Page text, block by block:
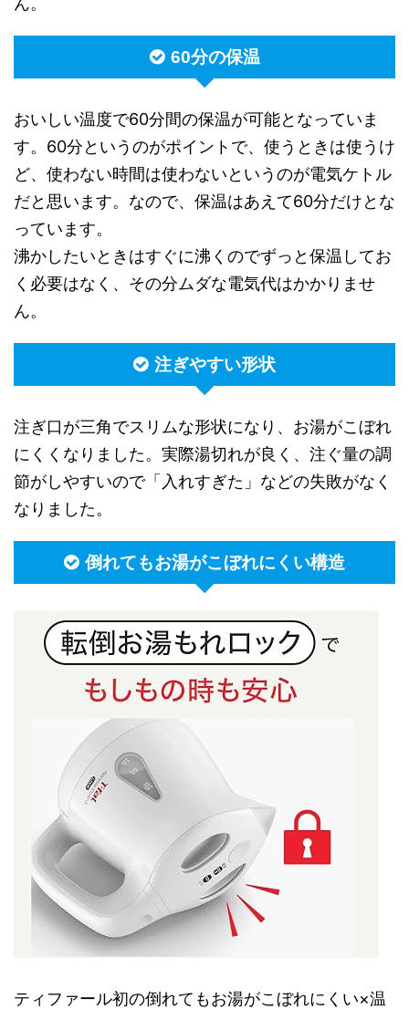
60分の保温
おいしい温度で60分間の保温が可能となっていま
す。60分というのがポイントで、使うときは使うけ
ど、使わない時間は使わないというのが電気ケトル
だと思います。なので、保温はあえて60分だけとな
っています。
沸かしたいときはすぐに沸くのでずっと保温してお
く必要はなく、その分ムダな電気代はかかりませ
ん。
注ぎやすい形状
注ぎ口が三角でスリムな形状になり、お湯がこぼれ
にくくなりました。実際湯切れが良く、注ぐ量の調
節がしやすいので「入れすぎた」などの失敗がなく
なりました。
倒れてもお湯がこぼれにくい構造
ティファール初の倒れてもお湯がこぼれにくい×温